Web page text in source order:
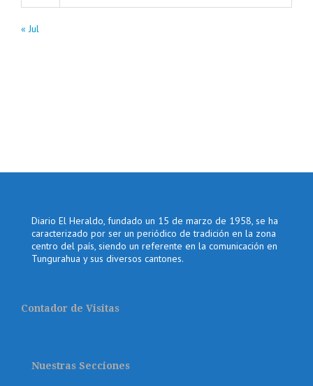
« Jul
Diario El Heraldo, fundado un 15 de marzo de 1958, se ha
caracterizado por ser un periódico de tradición en la zona
centro del país, siendo un referente en la comunicación en
Tungurahua y sus diversos cantones.
Contador de Visitas
Nuestras Secciones